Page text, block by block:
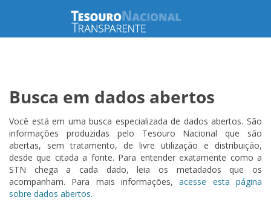
Busca em dados abertos
Você está em uma busca especializada de dados abertos. São
informações produzidas pelo Tesouro Nacional que são
abertas, sem tratamento, de livre utilização e distribuição,
desde que citada a fonte. Para entender exatamente como a
STN chega a cada dado, leia os metadados que os
acompanham. Para mais informações,acesse esta página
sobre dados abertos.